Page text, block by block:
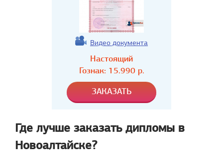
Видео документа
Настоящий
Гознак: 15.990р.
Где лучше заказать дипломы в
Новоалтайске?